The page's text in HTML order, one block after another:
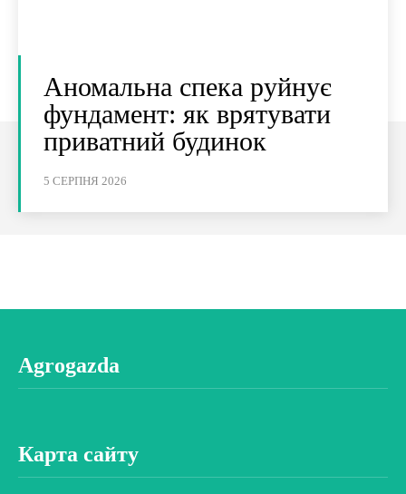
Аномальна спека руйнує
фундамент: як врятувати
приватний будинок
5 СЕРПНЯ 2026
Agrogazda
Карта сайту